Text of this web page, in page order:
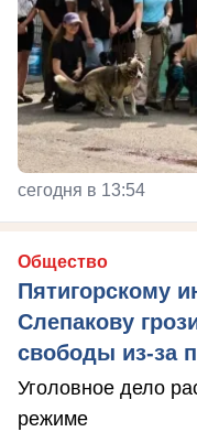
сегодня в 13:54
Общество
Пятигорскому
Слепакову
свободы из-за
Уголовное дело
режиме